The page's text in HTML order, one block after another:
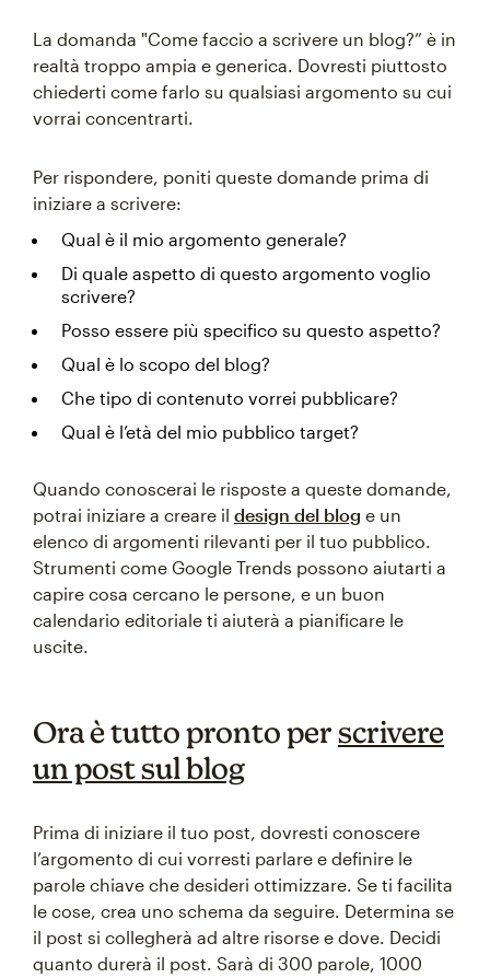
La domanda "Come faccio a scrivere un blog?” è in
realtà troppo ampia e generica. Dovresti piuttosto
chiederti come farlo su qualsiasi argomento su cui
vorrai concentrarti.
Per rispondere, poniti queste domande prima di
iniziare a scrivere:
Qual è il mio argomento generale?
Di quale aspetto di questo argomento voglio
scrivere?
Posso essere più specifico su questo aspetto?
Qual è lo scopo del blog?
Che tipo di contenuto vorrei pubblicare?
Qual è l’età del mio pubblico target?
Quando conoscerai le risposte a queste domande,
potrai iniziare a creare il design del blog e un
elenco di argomenti rilevanti per il tuo pubblico.
Strumenti come Google Trends possono aiutarti a
capire cosa cercano le persone, e un buon
calendario editoriale ti aiuterà a pianificare le
uscite.
Ora è tutto pronto perscrivere
un post sul blog
Prima di iniziare il tuo post, dovresti conoscere
l’argomento di cui vorresti parlare e definire le
parole chiave che desideri ottimizzare. Se ti facilita
le cose, crea uno schema da seguire. Determina se
il post si collegherà ad altre risorse e dove. Decidi
quanto durerà il post. Sarà di 300 parole, 1000